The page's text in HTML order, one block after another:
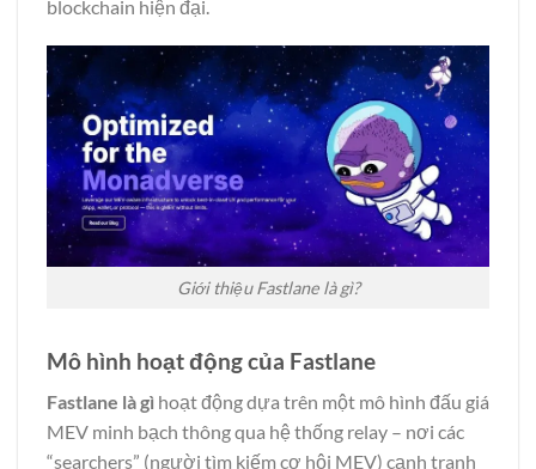
blockchain hiện đại.
Giới thiệu Fastlane là gì?
Mô hình hoạt động của Fastlane
Fastlane là gì hoạt động dựa trên một mô hình đấu giá
MEV minh bạch thông qua hệ thống relay – nơi các
“searchers” (người tìm kiếm cơ hội MEV) cạnh tranh